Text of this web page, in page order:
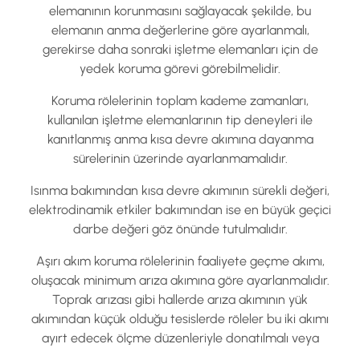
elemanının korunmasını sağlayacak şekilde, bu
elemanın anma değerlerine göre ayarlanmalı,
gerekirse daha sonraki işletme elemanları için de
yedek koruma görevi görebilmelidir.
Koruma rölelerinin toplam kademe zamanları,
kullanılan işletme elemanlarının tip deneyleri ile
kanıtlanmış anma kısa devre akımına dayanma
sürelerinin üzerinde ayarlanmamalıdır.
Isınma bakımından kısa devre akımının sürekli değeri,
elektrodinamik etkiler bakımından ise en büyük geçici
darbe değeri göz önünde tutulmalıdır.
Aşırı akım koruma rölelerinin faaliyete geçme akımı,
oluşacak minimum arıza akımına göre ayarlanmalıdır.
Toprak arızası gibi hallerde arıza akımının yük
akımından küçük olduğu tesislerde röleler bu iki akımı
ayırt edecek ölçme düzenleriyle donatılmalı veya